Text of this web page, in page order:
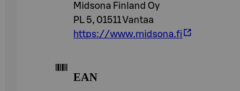
Midsona Finland Oy
PL 5, 01511 Vantaa
https://www.midsona.fi
EAN